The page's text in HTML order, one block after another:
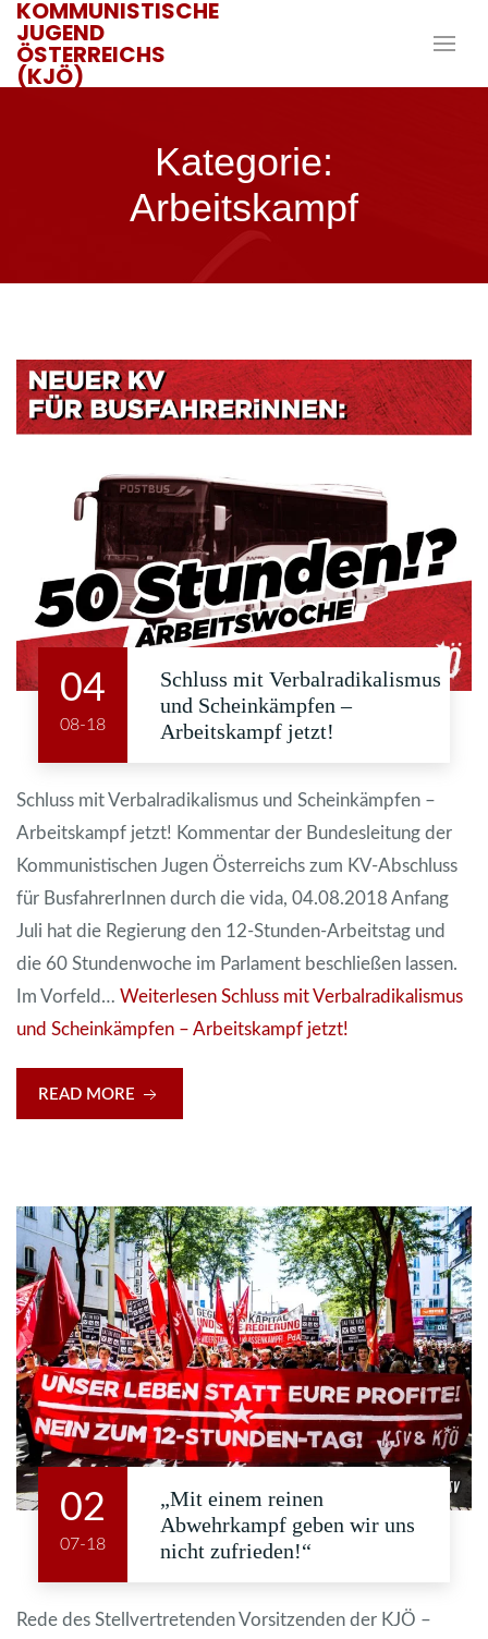
KOMMUNISTISCHE
JUGEND
ÖSTERREICHS
(KJÖ)
Kategorie:
Arbeitskampf
04
08-18
Schluss mit Verbalradikalismus
und Scheinkämpfen –
Arbeitskampf jetzt!
Schluss mit Verbalradikalismus und Scheinkämpfen –
Arbeitskampf jetzt! Kommentar der Bundesleitung der
Kommunistischen Jugen Österreichs zum KV-Abschluss
für BusfahrerInnen durch die vida, 04.08.2018 Anfang
Juli hat die Regierung den 12-Stunden-Arbeitstag und
die 60 Stundenwoche im Parlament beschließen lassen.
Im Vorfeld… Weiterlesen Schluss mit Verbalradikalismus
und Scheinkämpfen – Arbeitskampf jetzt!
READ MORE
02
07-18
„Mit einem reinen
Abwehrkampf geben wir uns
nicht zufrieden!“
Rede des Stellvertretenden Vorsitzenden der KJÖ –